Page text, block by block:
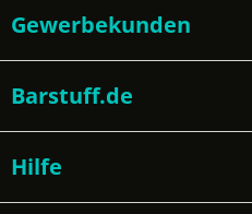
Gewerbekunden
Barstuff.de
Hilfe